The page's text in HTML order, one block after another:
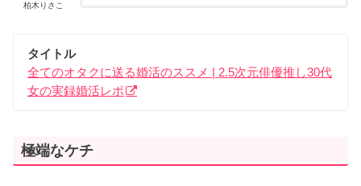
柏木りさこ
タイトル
全てのオタクに送る婚活のススメ | 2.5次元俳優推し30代
女の実録婚活レポ
極端なケチ